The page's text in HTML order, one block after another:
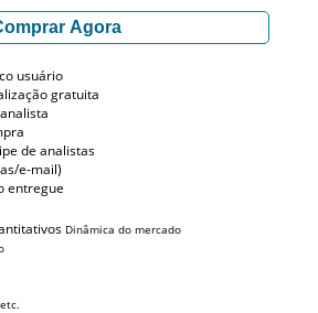
Agora
usuário
gratuita
de analistas
e-mail)
entregue
Dinâmica do mercado